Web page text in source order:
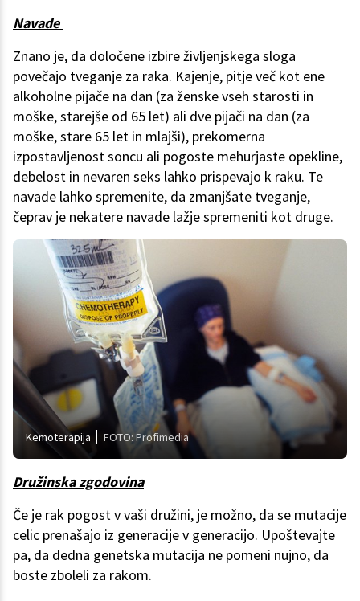
Navade
Znano je, da določene izbire življenjskega sloga
povečajo tveganje za raka. Kajenje, pitje več kot ene
alkoholne pijače na dan (za ženske vseh starosti in
moške, starejše od 65 let) ali dve pijači na dan (za
moške, stare 65 let in mlajši), prekomerna
izpostavljenost soncu ali pogoste mehurjaste opekline,
debelost in nevaren seks lahko prispevajo k raku. Te
navade lahko spremenite, da zmanjšate tveganje,
čeprav je nekatere navade lažje spremeniti kot druge.
Kemoterapija FOTO: Profimedia
Družinska zgodovina
Če je rak pogost v vaši družini, je možno, da se mutacije
celic prenašajo iz generacije v generacijo. Upoštevajte
pa, da dedna genetska mutacija ne pomeni nujno, da
boste zboleli za rakom.